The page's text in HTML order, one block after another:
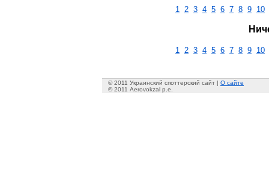
1 2 3 4 5 6 7 8 9 10
1 2 3 4 5 6 7 8 9 10
© 2011 Украинский споттерский сайт | О сайте
© 2011 Aerovokzal p.e.